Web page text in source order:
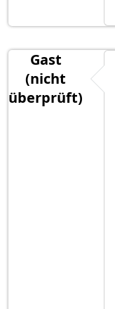
Gast
(nicht
überprüft)